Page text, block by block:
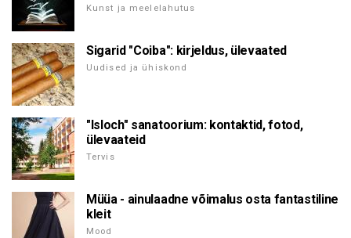
Kunst ja meelelahutus
Sigarid "Coiba": kirjeldus, ülevaated
Uudised ja ühiskond
"Isloch" sanatoorium: kontaktid, fotod,
ülevaateid
Tervis
Müüa - ainulaadne võimalus osta fantastiline
kleit
Mood